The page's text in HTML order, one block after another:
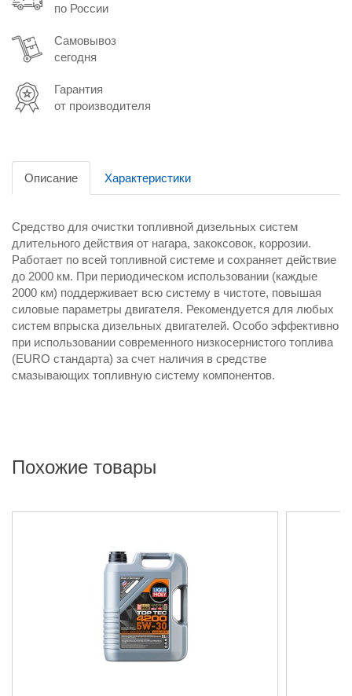
по России
Самовывоз
сегодня
Гарантия
от производителя
Описание Характеристики
Средство для очистки топливной дизельных систем
длительного действия от нагара, закоксовок, коррозии.
Работает по всей топливной системе и сохраняет действие
до 2000 км. При периодическом использовании (каждые
2000 км) поддерживает всю систему в чистоте, повышая
силовые параметры двигателя. Рекомендуется для любых
систем впрыска дизельных двигателей. Особо эффективно
при использовании современного низкосернистого топлива
(EURO стандарта) за счет наличия в средстве
смазывающих топливную систему компонентов.
Похожие товары